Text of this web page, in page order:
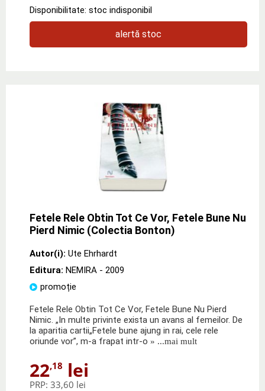
Disponibilitate: stoc indisponibil
alertă stoc
Fetele Rele Obtin Tot Ce Vor, Fetele Bune Nu
Pierd Nimic (Colectia Bonton)
Autor(i): Ute Ehrhardt
Editura: NEMIRA - 2009
promoție
Fetele Rele Obtin Tot Ce Vor, Fetele Bune Nu Pierd
Nimic. „In multe privinte exista un avans al femeilor. De
la aparitia cartii„Fetele bune ajung in rai, cele rele
oriunde vor”, m-a frapat intr-o » ...mai mult
22,18 lei
PRP: 33,60 lei